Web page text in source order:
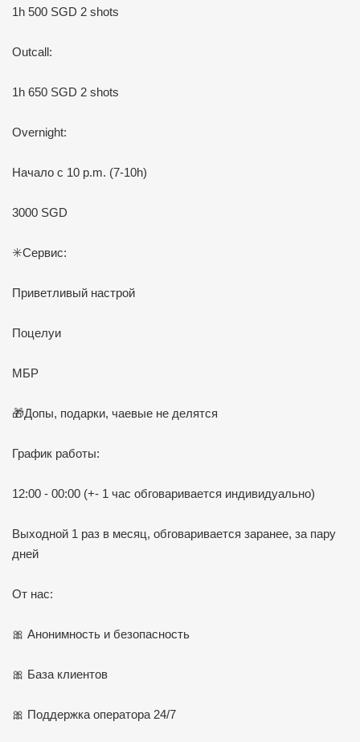
1h 500 SGD 2 shots
Outcall:
1h 650 SGD 2 shots
Overnight:
Начало с 10 p.m. (7-10h)
3000 SGD
✳️Сервис:
Приветливый настрой
Поцелуи
МБР
🎁Допы, подарки, чаевые не делятся
График работы:
12:00 - 00:00 (+- 1 час обговаривается индивидуально)
Выходной 1 раз в месяц, обговаривается заранее, за пару
дней
От нас:
🎀 Анонимность и безопасность
🎀 База клиентов
🎀 Поддержка оператора 24/7